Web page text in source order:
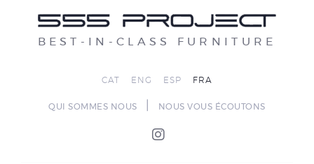
BEST-IN-CLASS FURNITURE
CAT ENG ESP FRA
QUI SOMMES NOUS NOUS VOUS ÉCOUTONS